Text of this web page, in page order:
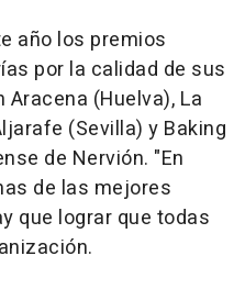
año los premios
por la calidad de sus
(Huelva), La
(Sevilla) y Baking
de Nervión. "En
de las mejores
que lograr que todas